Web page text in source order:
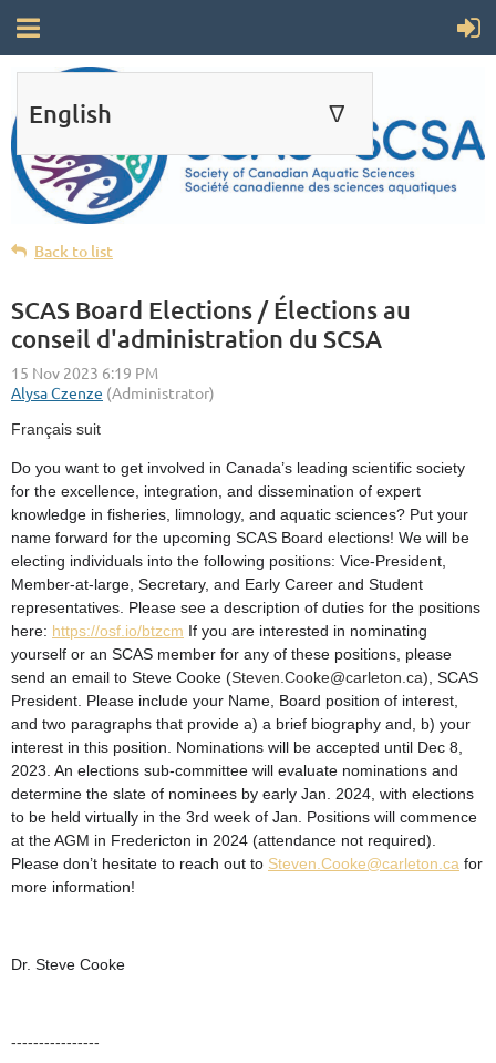
English ∆
ENGLISH
FRANÇAIS
Back to list
SCAS Board Elections / Élections au
conseil d'administration du SCSA
Français suit
Do you want to get involved in Canada’s leading scientific society
for the excellence, integration, and dissemination of expert
knowledge in fisheries, limnology, and aquatic sciences? Put your
name forward for the upcoming SCAS Board elections! We will be
electing individuals into the following positions: Vice-President,
Member-at-large, Secretary, and Early Career and Student
representatives. Please see a description of duties for the positions
here: https://osf.io/btzcm If you are interested in nominating
yourself or an SCAS member for any of these positions, please
send an email to Steve Cooke (Steven.Cooke@carleton.ca), SCAS
President. Please include your Name, Board position of interest,
and two paragraphs that provide a) a brief biography and, b) your
interest in this position. Nominations will be accepted until Dec 8,
2023. An elections sub-committee will evaluate nominations and
determine the slate of nominees by early Jan. 2024, with elections
to be held virtually in the 3rd week of Jan. Positions will commence
at the AGM in Fredericton in 2024 (attendance not required).
Please don’t hesitate to reach out to Steven.Cooke@carleton.ca for
more information!
Dr. Steve Cooke
----------------